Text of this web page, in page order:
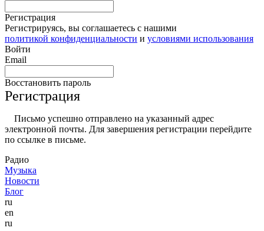
Регистрация
Регистрируясь, вы соглашаетесь с нашими
политикой конфиденциальности и условиями использования
Войти
Email
Восстановить пароль
Регистрация
Письмо успешно отправлено на указанный адрес
электронной почты. Для завершения регистрации перейдите
по ссылке в письме.
Радио
Музыка
Новости
Блог
ru
en
ru